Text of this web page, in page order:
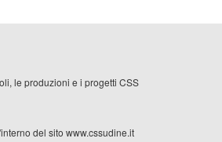
le produzioni e i progetti CSS
del sito www.cssudine.it